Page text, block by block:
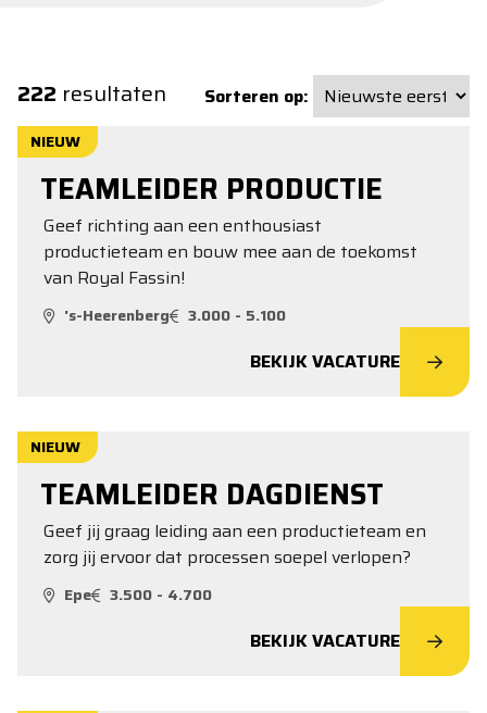
222 resultaten Sorteren op:
NIEUW
TEAMLEIDER PRODUCTIE
Geef richting aan een enthousiast
productieteam en bouw mee aan de toekomst
van Royal Fassin!
's-Heerenberg 3.000 - 5.100
BEKIJK VACATURE
NIEUW
TEAMLEIDER DAGDIENST
Geef jij graag leiding aan een productieteam en
zorg jij ervoor dat processen soepel verlopen?
Epe 3.500 - 4.700
BEKIJK VACATURE